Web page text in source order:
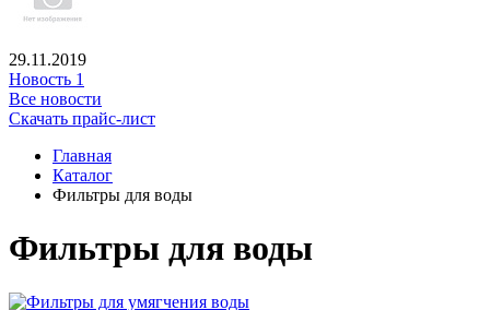
29.11.2019
Новость 1
Все новости
Скачать прайс-лист
Главная
Каталог
Фильтры для воды
Фильтры для воды